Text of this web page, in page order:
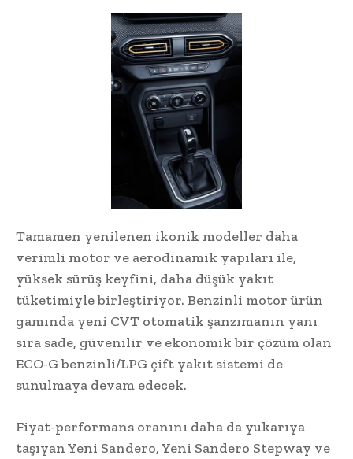
Tamamen yenilenen ikonik modeller daha
verimli motor ve aerodinamik yapıları ile,
yüksek sürüş keyfini, daha düşük yakıt
tüketimiyle birleştiriyor. Benzinli motor ürün
gamında yeni CVT otomatik şanzımanın yanı
sıra sade, güvenilir ve ekonomik bir çözüm olan
ECO-G benzinli/LPG çift yakıt sistemi de
sunulmaya devam edecek.
Fiyat-performans oranını daha da yukarıya
taşıyan Yeni Sandero, Yeni Sandero Stepway ve